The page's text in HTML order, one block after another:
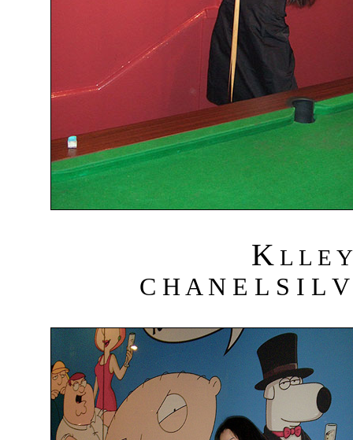
K L L E
C H A N E L S I L